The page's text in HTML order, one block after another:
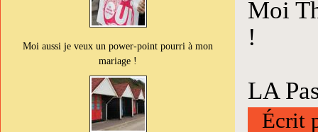
Moi aussi je veux un power-point pourri à mon
mariage !
Moi
!
LA
Écrit